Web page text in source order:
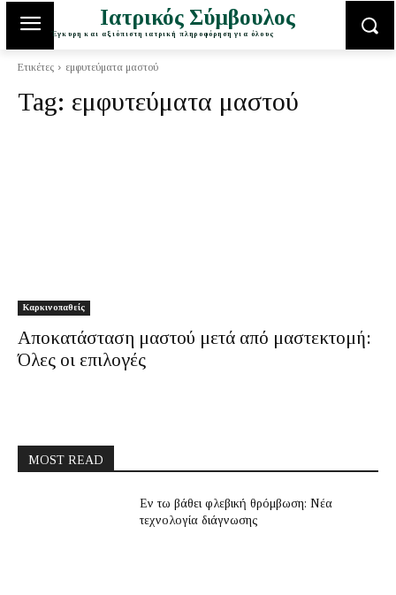
Ιατρικός Σύμβουλος
Έγκυρη και αξιόπιστη ιατρική πληροφόρηση για όλους
Ετικέτες εμφυτεύματα μαστού
Tag: εμφυτεύματα μαστού
Καρκινοπαθείς
Αποκατάσταση μαστού μετά από μαστεκτομή:
Όλες οι επιλογές
MOST READ
Εν τω βάθει φλεβική θρόμβωση: Νέα
τεχνολογία διάγνωσης